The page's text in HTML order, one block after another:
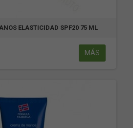
ELASTICIDAD SPF20 75 ML
MÁS